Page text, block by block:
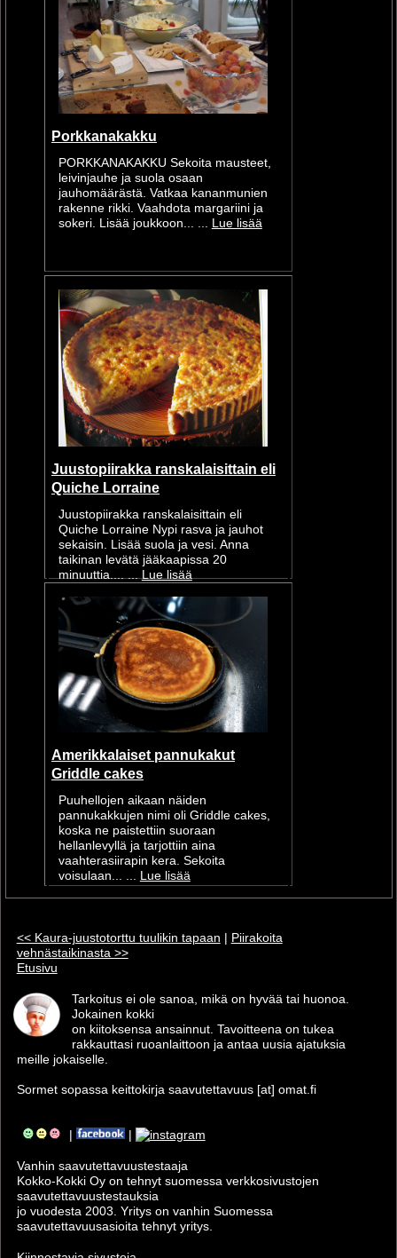
Porkkanakakku
PORKKANAKAKKU Sekoita mausteet,
leivinjauhe ja suola osaan
jauhomäärästä. Vatkaa kananmunien
rakenne rikki. Vaahdota margariini ja
sokeri. Lisää joukkoon... ...
Lue lisää
Juustopiirakka ranskalaisittain eli
Quiche Lorraine
Juustopiirakka ranskalaisittain eli
Quiche Lorraine Nypi rasva ja jauhot
sekaisin. Lisää suola ja vesi. Anna
taikinan levätä jääkaapissa 20
minuuttia.... ... Lue lisää
Amerikkalaiset pannukakut
Griddle cakes
Puuhellojen aikaan näiden
pannukakkujen nimi oli Griddle cakes,
koska ne paistettiin suoraan
hellanlevyllä ja tarjottiin aina
vaahterasiirapin kera. Sekoita
voisulaan... ... Lue lisää
<< Kaura-juustotorttu tuulikin tapaan
Piirakoita
vehnästaikinasta >>
Etusivu
Tarkoitus ei ole sanoa, mikä on hyvää tai huonoa.
Jokainen kokki
on kiitoksensa ansainnut. Tavoitteena on tukea
rakkauttasi ruoanlaittoon ja antaa uusia ajatuksia
meille jokaiselle.
Sormet sopassa keittokirja saavutettavuus [at] omat.fi
Vanhin saavutettavuus­testaaja
Kokko-Kokki Oy on tehnyt suomessa verkkosivustojen
saavutettavuus­testauksia
jo vuodesta 2003. Yritys on vanhin Suomessa
saavutettavuusasioita tehnyt yritys.